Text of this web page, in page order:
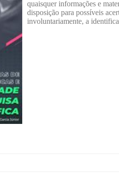
quaisquer informações e
disposição para possíveis
involuntariamente, a